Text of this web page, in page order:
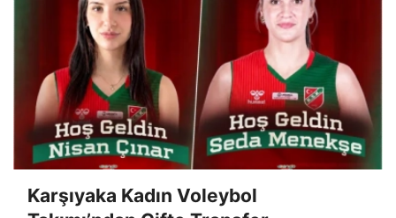
Karşıyaka Kadın Voleybol